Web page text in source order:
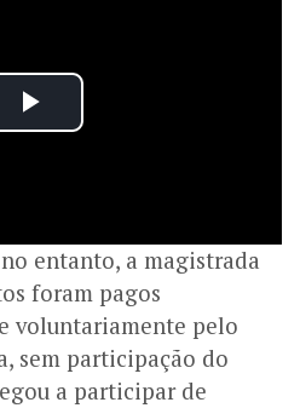
entanto, a magistrada
foram pagos
voluntariamente pelo
sem participação do
a participar de